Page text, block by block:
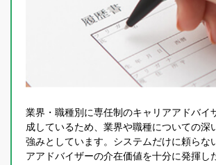
業界・職種別に専任制のキャリアアドバイ
成しているため、業界や職種についての深
強みとしています。システムだけに頼らな
アアドバイザーの介在価値を十分に発揮し